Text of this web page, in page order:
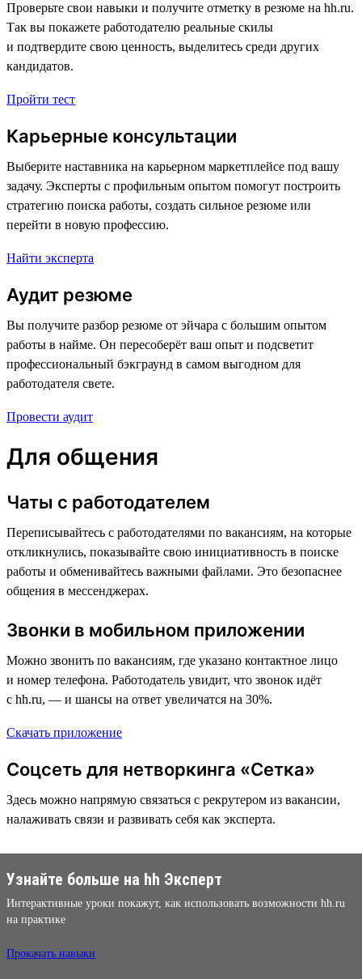
Проверьте свои навыки и получите отметку в резюме на hh.ru.
Так вы покажете работодателю реальные скилы
и подтвердите свою ценность, выделитесь среди других
кандидатов.
Пройти тест
Карьерные консультации
Выберите наставника на карьерном маркетплейсе под вашу
задачу. Эксперты с профильным опытом помогут построить
стратегию поиска работы, создать сильное резюме или
перейти в новую профессию.
Найти эксперта
Аудит резюме
Вы получите разбор резюме от эйчара с большим опытом
работы в найме. Он пересоберёт ваш опыт и подсветит
профессиональный бэкграунд в самом выгодном для
работодателя свете.
Провести аудит
Для общения
Чаты с работодателем
Переписывайтесь с работодателями по вакансиям, на которые
откликнулись, показывайте свою инициативность в поиске
работы и обменивайтесь важными файлами. Это безопаснее
общения в мессенджерах.
Звонки в мобильном приложении
Можно звонить по вакансиям, где указано контактное лицо
и номер телефона. Работодатель увидит, что звонок идёт
с hh.ru, — и шансы на ответ увеличатся на 30%.
Скачать приложение
Соцсеть для нетворкинга «Сетка»
Здесь можно напрямую связаться с рекрутером из вакансии,
налаживать связи и развивать себя как эксперта.
Узнайте больше на hh Эксперт
Интерактивные уроки покажут, как использовать возможности hh.ru
на практике
Прокачать навыки